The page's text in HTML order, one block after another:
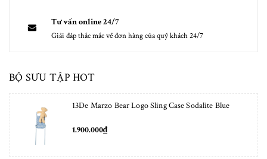
Tư vấn online 24/7
Giải đáp thắc mắc về đơn hàng của quý khách 24/7
BỘ SƯU TẬP HOT
13De Marzo Bear Logo Sling Case Sodalite Blue
1.900.000₫